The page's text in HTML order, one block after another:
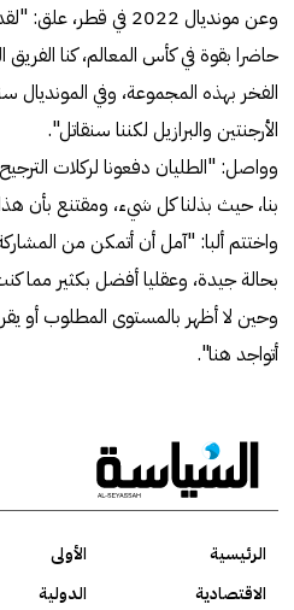
وعن مونديال 2022 في
حاضرا بقوة في كأس المعالم، كنا
الفخر بهذه المجموعة، وفي
الأرجنتين والبرازيل لكننا سنقاتل".
وواصل: "الطليان دفعونا لركلات
بنا، حيث بذلنا كل شيء، ومقتنع بأن
واختتم ألبا: "آمل أن أتمكن من
بحالة جيدة، وعقليا أفضل بكثير مما
وحين لا أظهر بالمستوى المطلوب أو
أتواجد هنا".
الرئيسية الأولى
الاقتصادية
الدولية